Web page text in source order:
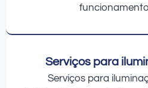
Serviços para
Serviços para